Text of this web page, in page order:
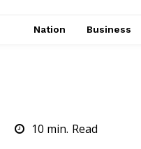
Nation Business
10 min. Read